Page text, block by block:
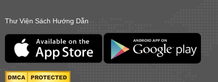
Thư Viện Sách Hướng Dẫn